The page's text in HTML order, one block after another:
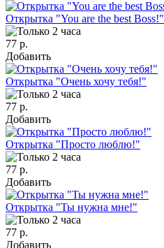
Открытка "You are the best Boss!"
77 р.
Добавить
Открытка "Очень хочу тебя!"
77 р.
Добавить
Открытка "Просто люблю!"
77 р.
Добавить
Открытка "Ты нужна мне!"
77 р.
Добавить